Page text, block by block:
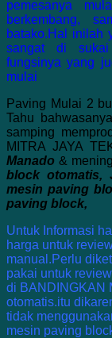
pemesanya
berkembang,
batako.Hal inilah
sangat di sukai
fungsinya yang
mulai
Paving Mulai 2
Tahu
samping
MITRA JAYA
Manado &
block otomatis,
mesin paving
paving block,
Untuk Informasi
harga untuk
manual.Perlu
pakai untuk
di BANDINGKAN
otomatis.itu
tidak
mesin paving